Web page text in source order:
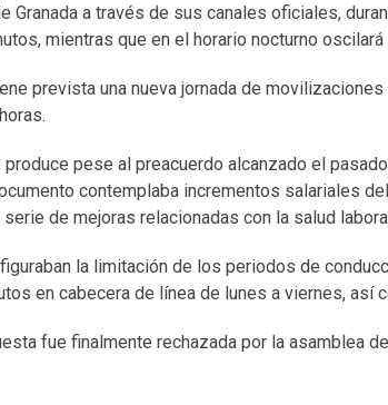
Granada a través de sus canales oficiales,
mientras que en el horario nocturno
prevista una nueva jornada de
pese al preacuerdo alcanzado el
contemplaba incrementos salariales
de mejoras relacionadas con la salud
la limitación de los periodos de
en cabecera de línea de lunes a viernes, así
fue finalmente rechazada por la asamblea